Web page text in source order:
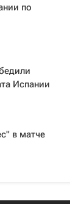
по
Испании
в матче